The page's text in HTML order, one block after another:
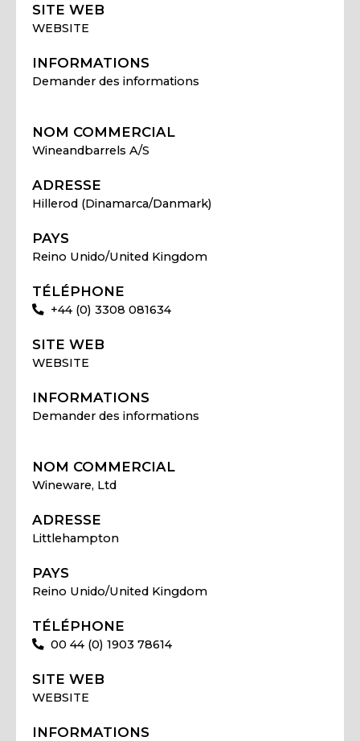
SITE WEB
WEBSITE
INFORMATIONS
Demander des informations
NOM COMMERCIAL
Wineandbarrels A/S
ADRESSE
Hillerod (Dinamarca/Danmark)
PAYS
Reino Unido/United Kingdom
TÉLÉPHONE
+44 (0) 3308 081634
SITE WEB
WEBSITE
INFORMATIONS
Demander des informations
NOM COMMERCIAL
Wineware, Ltd
ADRESSE
Littlehampton
PAYS
Reino Unido/United Kingdom
TÉLÉPHONE
00 44 (0) 1903 78614
SITE WEB
WEBSITE
INFORMATIONS